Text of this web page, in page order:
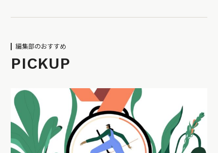
編集部のおすすめ
PICKUP